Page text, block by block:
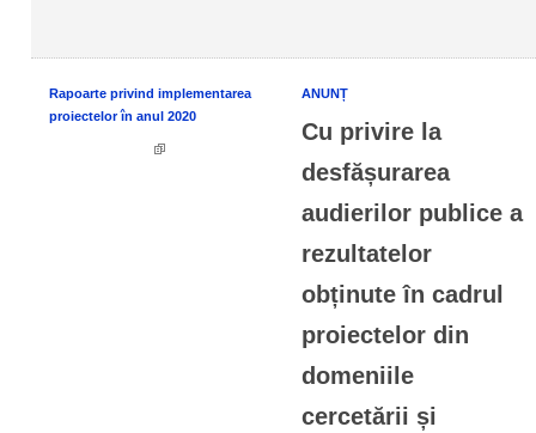
Rapoarte privind implementarea
proiectelor în anul 2020
ANUNȚ
Cu privire la
desfășurarea
audierilor publice a
rezultatelor
obținute în cadrul
proiectelor din
domeniile
cercetării și